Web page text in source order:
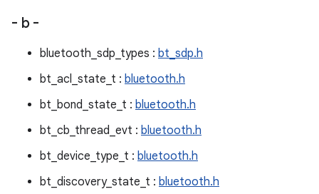
- b -
bluetooth_sdp_types : bt_sdp.h
bt_acl_state_t : bluetooth.h
bt_bond_state_t : bluetooth.h
bt_cb_thread_evt : bluetooth.h
bt_device_type_t : bluetooth.h
bt_discovery_state_t : bluetooth.h